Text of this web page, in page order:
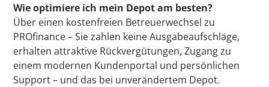
Wie optimiere ich mein Depot am besten?
Über einen kostenfreien Betreuerwechsel zu
PROfinance – Sie zahlen keine Ausgabeaufschläge,
erhalten attraktive Rückvergütungen, Zugang zu
einem modernen Kundenportal und persönlichen
Support – und das bei unverändertem Depot.